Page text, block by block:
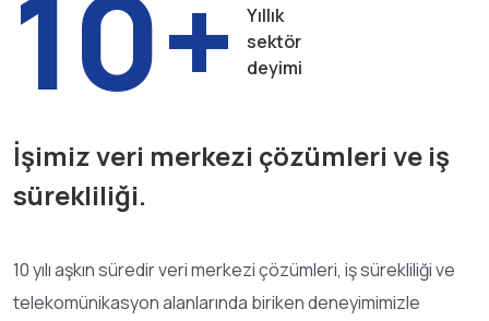
10+
Yıllık
sektör
deyimi
İşimiz veri merkezi çözümleri ve iş
sürekliliği.
10 yılı aşkın süredir veri merkezi çözümleri, iş sürekliliği ve
telekomünikasyon alanlarında biriken deneyimimizle